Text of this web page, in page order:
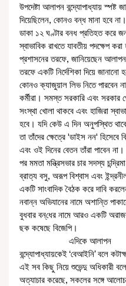
উপদেষ্টা আলাপন বন্দ্যোপাধ্যায় স্পষ্ট
দিয়েছিলেন, কোনও বন্‌ধ মানা হবে না। বিজেপির
ডাকা ১২ ঘণ্টার বনধ প্রতিহত করে
স্বাভাবিক রাখতে যাবতীয় পদক্ষেপ করা
প্রশাসনের তরফে, জানিয়েছেন
তরফে একটি নির্দেশিকা দিয়ে জানানো
কোনও ক্যাজুয়াল লিভ নিতে পারবেন
কর্মীরা। সমস্ত সরকারি এবং সরকার
সংস্থা খোলা থাকবে এবং হাজিরা
হবে। যদি কেউ এ দিন অনুপস্থিত
তা তাঁদের ক্ষেত্রে 'ডাইস নন' হিসেবে
এবং ওই দিনের বেতন তাঁরা পাবেন
পর মমতা মন্ত্রিসভার চার সদস্য চন্দ্রিমা
ব্রাত্য বসু, অরূপ বিশ্বাস এবং
একটি সাংবাদিক বৈঠক করে দাবি
নবান্ন অভিযানের নামে অশান্তি
বুধবার বন্‌ধের নামে আরও একটি অরাজকতা তৈরির
ছক কষেছে বিজেপি।
বন্দ্যোপাধ্যায়কেই ‘বেআইনি’ বলে
এই সব কিছু নিয়ে শুভেন্দু অধিকারী
অত্যাচার করেছে, সকলের সঙ্গে